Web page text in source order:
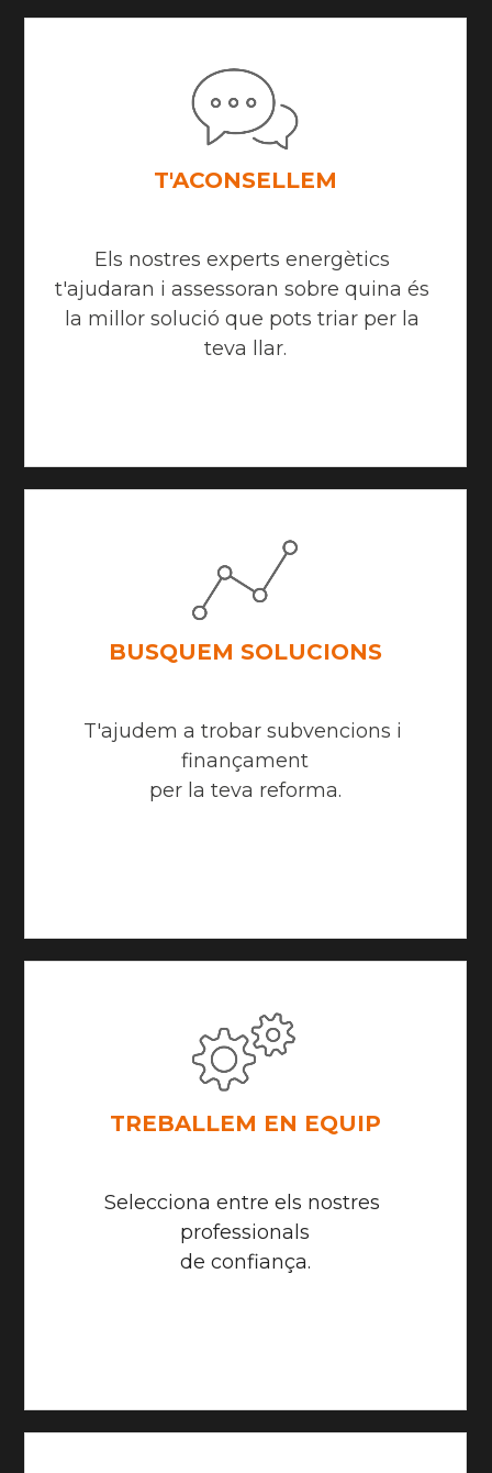
T'ACONSELLEM
Els nostres experts energètics
t'ajudaran i assessoran sobre quina és
la millor solució que pots triar per la
teva llar.
BUSQUEM SOLUCIONS
T'ajudem a trobar subvencions i
finançament
per la teva reforma.
TREBALLEM EN EQUIP
Selecciona entre els nostres
professionals
de confiança.